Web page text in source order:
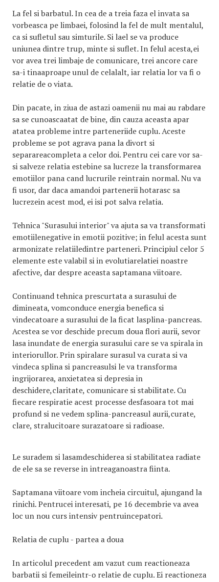
La fel si barbatul. In cea de a treia faza el invata sa
vorbeasca pe limbaei, folosind la fel de mult mentalul,
ca si sufletul sau simturile. Si lael se va produce
uniunea dintre trup, minte si suflet. In felul acesta,ei
vor avea trei limbaje de comunicare, trei ancore care
sa-i tinaaproape unul de celalalt, iar relatia lor va fi o
relatie de o viata.
Din pacate, in ziua de astazi oamenii nu mai au rabdare
sa se cunoascaatat de bine, din cauza aceasta apar
atatea probleme intre parteneriide cuplu. Aceste
probleme se pot agrava pana la divort si
separareacompleta a celor doi. Pentru cei care vor sa-
si salveze relatia estebine sa lucreze la transformarea
emotiilor pana cand lucrurile reintrain normal. Nu va
fi usor, dar daca amandoi partenerii hotarasc sa
lucrezein acest mod, ei isi pot salva relatia.
Tehnica "Surasului interior" va ajuta sa va transformati
emotiilenegative in emotii pozitive; in felul acesta sunt
armonizate relatiiledintre parteneri. Principiul celor 5
elemente este valabil si in evolutiarelatiei noastre
afective, dar despre aceasta saptamana viitoare.
Continuand tehnica prescurtata a surasului de
dimineata, vomconduce energia benefica si
vindecatoare a surasului de la ficat lasplina-pancreas.
Acestea se vor deschide precum doua flori aurii, sevor
lasa inundate de energia surasului care se va spirala in
interiorullor. Prin spiralare surasul va curata si va
vindeca splina si pancreasulsi le va transforma
ingrijorarea, anxietatea si depresia in
deschidere,claritate, comunicare si stabilitate. Cu
fiecare respiratie acest processe desfasoara tot mai
profund si ne vedem splina-pancreasul aurii,curate,
clare, stralucitoare surazatoare si radioase.
Le suradem si lasamdeschiderea si stabilitatea radiate
de ele sa se reverse in intreaganoastra fiinta.
Saptamana viitoare vom incheia circuitul, ajungand la
rinichi. Pentrucei interesati, pe 16 decembrie va avea
loc un nou curs intensiv pentruincepatori.
Relatia de cuplu - partea a doua
In articolul precedent am vazut cum reactioneaza
barbatii si femeileintr-o relatie de cuplu. Ei reactioneza